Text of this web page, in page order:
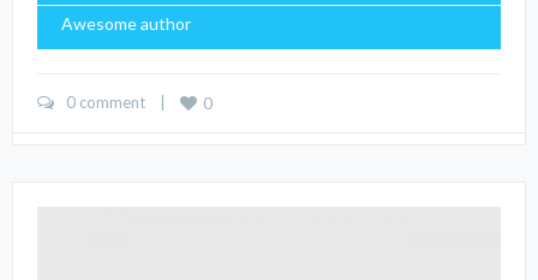
Awesome author
0 comment 0